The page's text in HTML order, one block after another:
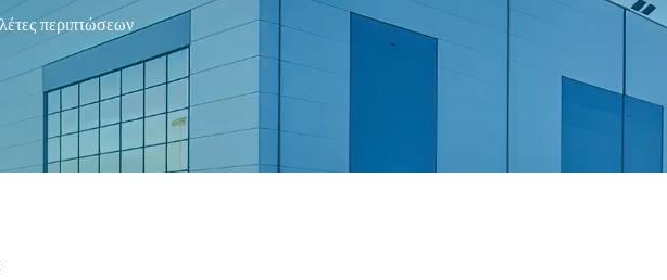
περιπτώσεων